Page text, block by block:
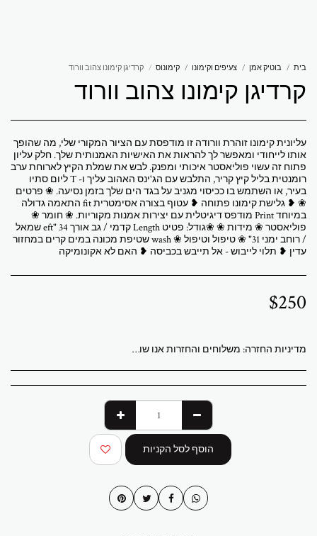
בית בוטיק אמן צעיפים וקימונו קימונוס קרדיגן קימונו צהוב וורוד
קרדיגן קימונו צהוב וורוד
עליונית קימונו זוהרת וורודה זו מודפסת עם הציור המקורי שלי, מה שהופך
אותו לייחודי ומאפשר לך להראות את האישיות האמנותית שלך. חלק עליון
פתוח זה עשוי פוליאסטר איכותי ומפנק. לבש את שמלת הקיץ לארוחת ערב
רומנטית בליל קיץ קריר, התלבש עם הג'ינס האהוב עליך ו- T ליום סתיו
בעיר, או השתמש בו ככיסוי מגניב על בגד הים שלך בזמן נסיעה. ❀ פרטים
❀ ❥ גלישת קימונו פתוחה ❥ עטוף בצורה אסימטרית fit התאמה גדולה
במיוחד Print מודפס דיגיטלית עם יצירות אמנות מקוריות. ❀ חומר ❀
פוליאסטר ❀ מידות ❀ ❀גודל: פטיט Length קדמי / גב אורך 34 "eft שמאל
/ רוחב ימני 31" ❀ טיפול וטיפול ❀ wash שטיפת מכונה במים קרים במחזור
עדין ❥ תלוי לייבוש - אל תייבש בכביסה ❥ האם לא אקונומיקה
$250
מדיניות החזרה:משלוחים והחזרות אנו שולחים לכל העולם מגלריית ABStudio בישראל. הזמנות מעובדות תוך 3 עד 7 ימי עסקים. מספר מעקב יישלח לאחר משלוח ההזמנה. יצירות האמנות המקוריות נארזות באופן מקצועי ונשלחות מבוטחות במלואן. איסוף מקומי מהגלריה זמין בתיאום מראש. המחירים ללקוחות בישראל כוללים מע"מ. עבור הזמנות בינלאומיות, עשויים לחול מסי יבוא או מיסים מקומיים בעת המסירה. עמלות אלה הן באחריות הקונה. החזרות מתקבלות תוך 14 יום ממועד המסירה. יש להחזיר את יצירת האמנות במצבה ובאריזה המקוריים. משלוח וביטוח חזרה הם באחריות הקונה. אם יצירת האמנות שלך מגיעה פגומה, אנא צור איתנו קשר תוך 48 שעות. שאלות או צורך בסיוע שלח דוא"ל לכתובת abramovichp@gmail.com
הוסף לסל הקניות